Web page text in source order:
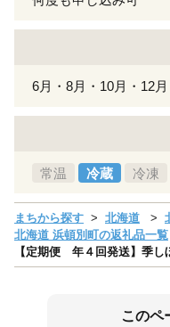
6月・8月・10月・12
常温 冷蔵 冷凍
まちから探す 北海道
北海道 浜頓別町の返礼品一覧
【定期便 年４回発送】季
このペ